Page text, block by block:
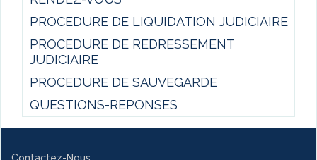
PROCEDURE DE LIQUIDATION JUDICIAIRE
PROCEDURE DE REDRESSEMENT
JUDICIAIRE
PROCEDURE DE SAUVEGARDE
QUESTIONS-REPONSES
Contactez-Nous